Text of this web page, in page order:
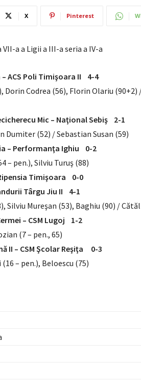
X Pinterest
a a Ligii a III-a seria a IV-a
ACS Poli Timişoara II 4-4
Dorin Codrea (56), Florin Olariu (90+2)
Mic – Naţional Sebiş 2-1
Dumiter (52) / Sebastian Susan (59)
– Performanţa Ighiu 0-2
– pen.), Silviu Turuş (88)
Timişoara 0-0
Târgu Jiu II 4-1
Silviu Mureşan (53), Baghiu (90) /
– CSM Lugoj 1-2
(7 – pen., 65)
II – CSM Şcolar Reşiţa 0-3
– pen.), Beloescu (75)